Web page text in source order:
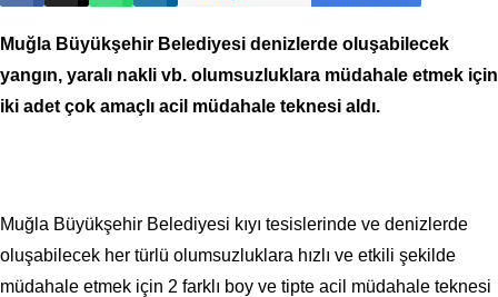
Muğla Büyükşehir Belediyesi denizlerde oluşabilecek
yangın, yaralı nakli vb. olumsuzluklara müdahale etmek için
iki adet çok amaçlı acil müdahale teknesi aldı.
Muğla Büyükşehir Belediyesi kıyı tesislerinde ve denizlerde
oluşabilecek her türlü olumsuzluklara hızlı ve etkili şekilde
müdahale etmek için 2 farklı boy ve tipte acil müdahale teknesi